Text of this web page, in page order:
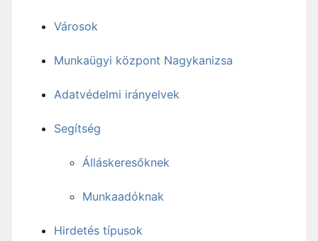
Városok
Munkaügyi központ Nagykanizsa
Adatvédelmi irányelvek
Segítség
Álláskeresőknek
Munkaadóknak
Hirdetés típusok